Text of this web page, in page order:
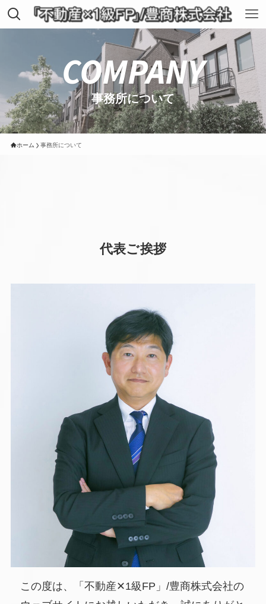
COMPANY
事務所について
ホーム 事務所について
代表ご挨拶
この度は、「不動産✕1級FP」/豊商株式会社の